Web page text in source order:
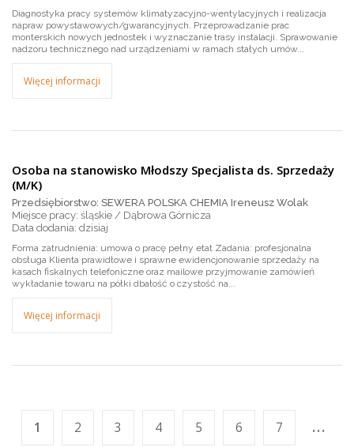
Diagnostyka pracy systemów klimatyzacyjno-wentylacyjnych i realizacja
napraw powystawowych/gwarancyjnych. Przeprowadzanie prac
monterskich nowych jednostek i wyznaczanie trasy instalacji. Sprawowanie
nadzoru technicznego nad urządzeniami w ramach stałych umów...
Więcej informacji
Osoba na stanowisko Młodszy Specjalista ds. Sprzedaży
(M/K)
Przedsiębiorstwo: SEWERA POLSKA CHEMIA Ireneusz Wolak
Miejsce pracy: śląskie / Dąbrowa Górnicza
dzisiaj
Forma zatrudnienia: umowa o pracę pełny etat Zadania: profesjonalna
obsługa Klienta prawidłowe i sprawne ewidencjonowanie sprzedaży na
kasach fiskalnych telefoniczne oraz mailowe przyjmowanie zamówień
wykładanie towaru na półki dbałość o czystość na...
Więcej informacji
1 2 3 4 5 6 7 ...